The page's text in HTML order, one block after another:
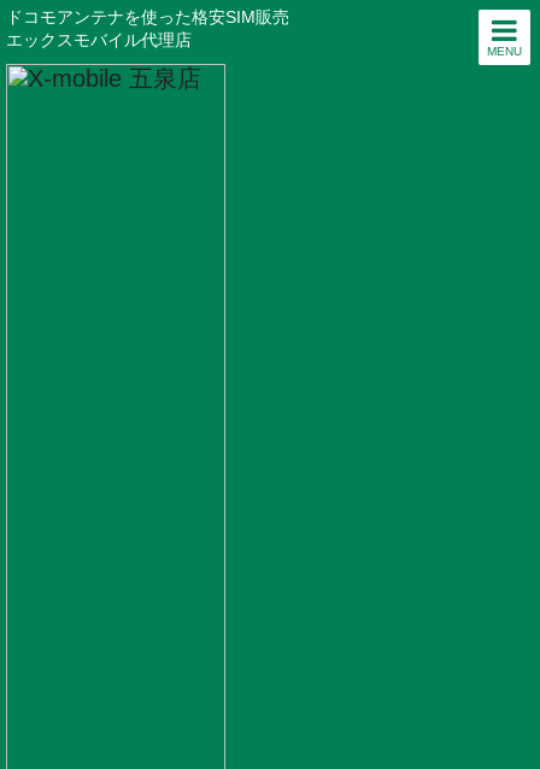
MENU
ドコモアンテナを使った格安SIM販売
エックスモバイル代理店